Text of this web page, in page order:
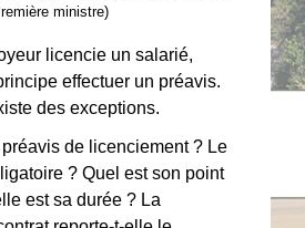
ministre)
licencie un salarié,
effectuer un préavis.
des exceptions.
de licenciement ? Le
? Quel est son point
est sa durée ? La